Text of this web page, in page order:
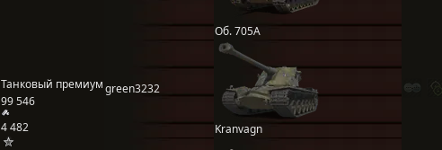
Танковый премиум
99 546
4 482
Об. 705А
green3232
Kranvagn